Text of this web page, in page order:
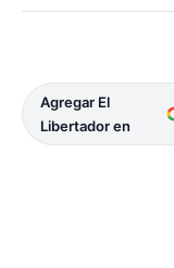
Agregar El
Libertador en